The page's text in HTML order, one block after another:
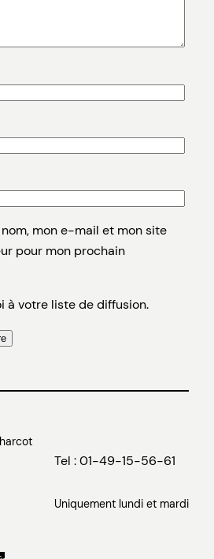
mon e-mail et mon site
pour mon prochain
à votre liste de diffusion.
Tel : 01-49-15-56-61
Uniquement lundi et mardi